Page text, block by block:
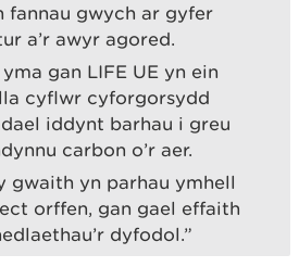
fannau gwych ar gyfer
a’r awyr agored.
gan LIFE UE yn ein
cyflwr cyforgorsydd
iddynt barhau i greu
carbon o’r aer.
gwaith yn parhau ymhell
orffen, gan gael effaith
dyfodol.”